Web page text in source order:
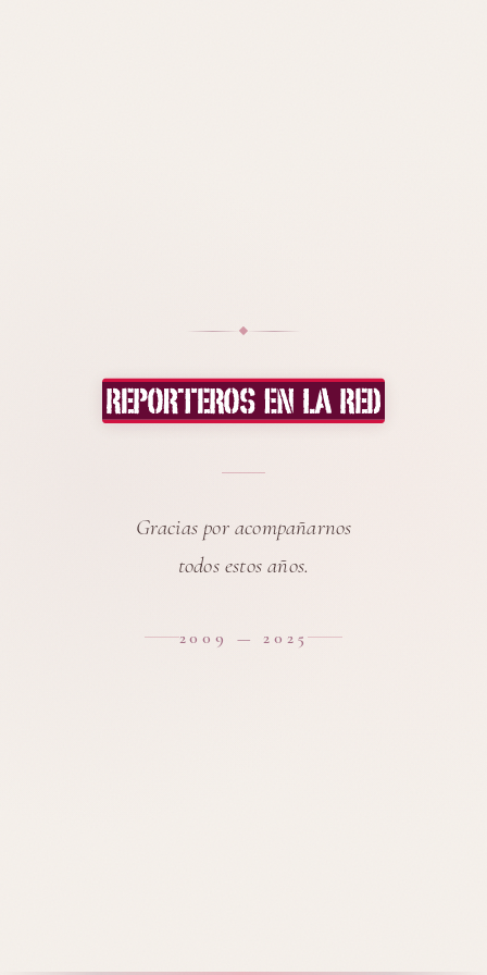
Gracias por acompañarnos
todos estos años.
2009 — 2025